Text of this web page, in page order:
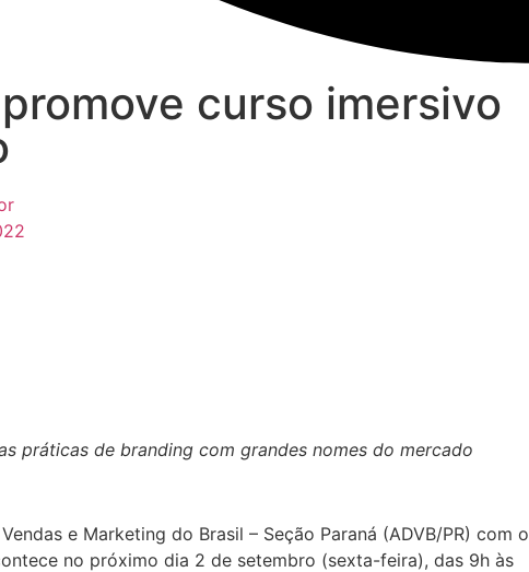
curso imersivo
práticas de branding com grandes nomes do mercado
e Marketing do Brasil – Seção Paraná (ADVB/PR) com o
no próximo dia 2 de setembro (sexta-feira), das 9h às